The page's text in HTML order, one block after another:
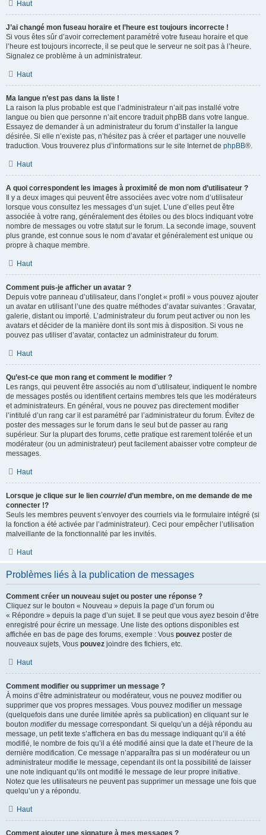
Haut
J’ai changé mon fuseau horaire et l’heure est toujours incorrecte !
Si vous êtes sûr d’avoir correctement paramétré votre fuseau horaire et que
l’heure est toujours incorrecte, il se peut que le serveur ne soit pas à l’heure.
Signalez ce problème à un administrateur.
Haut
Ma langue n’est pas dans la liste !
La raison la plus probable est que l’administrateur n’ait pas installé votre
langue ou bien que personne n’ait encore traduit phpBB dans votre langue.
Essayez de demander à un administrateur du forum d’installer la langue
désirée. Si elle n’existe pas, n’hésitez pas à créer et partager une nouvelle
traduction. Vous trouverez plus d’informations sur le site Internet de phpBB®.
Haut
A quoi correspondent les images à proximité de mon nom d’utilisateur ?
Il y a deux images qui peuvent être associées avec votre nom d’utilisateur
lorsque vous consultez les messages d’un sujet. L’une d’elles peut être
associée à votre rang, généralement des étoiles ou des blocs indiquant votre
nombre de messages ou votre statut sur le forum. La seconde image, souvent
plus grande, est connue sous le nom d’avatar et généralement est unique ou
propre à chaque membre.
Haut
Comment puis-je afficher un avatar ?
Depuis votre panneau d’utilisateur, dans l’onglet « profil » vous pouvez ajouter
un avatar en utilisant l’une des quatre méthodes d’avatar suivantes : Gravatar,
galerie, distant ou importé. L’administrateur du forum peut activer ou non les
avatars et décider de la manière dont ils sont mis à disposition. Si vous ne
pouvez pas utiliser d’avatar, contactez un administrateur du forum.
Haut
Qu’est-ce que mon rang et comment le modifier ?
Les rangs, qui peuvent être associés au nom d’utilisateur, indiquent le nombre
de messages postés ou identifient certains membres tels que les modérateurs
et administrateurs. En général, vous ne pouvez pas directement modifier
l’intitulé d’un rang car il est paramétré par l’administrateur du forum. Évitez de
poster des messages sur le forum dans le seul but de passer au rang
supérieur. Sur la plupart des forums, cette pratique est rarement tolérée et un
modérateur (ou un administrateur) peut facilement abaisser votre compteur de
messages.
Haut
Lorsque je clique sur le lien courrield’un membre, on me demande de me
connecter !?
Seuls les membres peuvent s’envoyer des courriels via le formulaire intégré (si
la fonction a été activée par l’administrateur). Ceci pour empêcher l’utilisation
malveillante de la fonctionnalité par les invités.
Haut
Problèmes liés à la publication de messages
Comment créer un nouveau sujet ou poster une réponse ?
Cliquez sur le bouton « Nouveau » depuis la page d’un forum ou
« Répondre » depuis la page d’un sujet. Il se peut que vous ayez besoin d’être
enregistré pour écrire un message. Une liste des options disponibles est
affichée en bas de page des forums, exemple : Vous pouvez poster de
nouveaux sujets, Vous pouvez joindre des fichiers, etc.
Haut
Comment modifier ou supprimer un message ?
À moins d’être administrateur ou modérateur, vous ne pouvez modifier ou
supprimer que vos propres messages. Vous pouvez modifier un message
(quelquefois dans une durée limitée après sa publication) en cliquant sur le
bouton modifierdu message correspondant. Si quelqu’un a déjà répondu au
message, un petit texte s’affichera en bas du message indiquant qu’il a été
modifié, le nombre de fois qu’il a été modifié ainsi que la date et l’heure de la
dernière modification. Ce message n’apparaîtra pas si un modérateur ou un
administrateur modifie le message, cependant ils ont la possibilité de laisser
une note indiquant qu’ils ont modifié le message de leur propre initiative.
Notez que les utilisateurs ne peuvent pas supprimer un message une fois que
quelqu’un y a répondu.
Haut
Comment ajouter une signature à mes messages ?